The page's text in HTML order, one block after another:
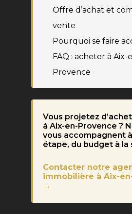
Offre d’achat et
vente
Pourquoi se faire
FAQ : acheter à Aix-
Provence
Vous projetez
à Aix-en-Provence ?
vous accompagnent
étape, du budget à la
Contacter notre
immobilière à Aix-
→